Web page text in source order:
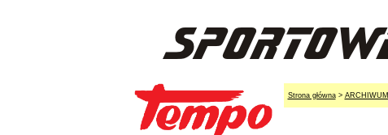
Strona główna> ARCHIWUM